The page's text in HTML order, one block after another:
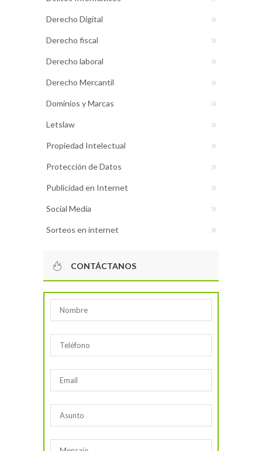
Derecho Digital
Derecho fiscal
Derecho laboral
Derecho Mercantil
Dominios y Marcas
Letslaw
Propiedad Intelectual
Protección de Datos
Publicidad en Internet
Social Media
Sorteos en internet
CONTÁCTANOS